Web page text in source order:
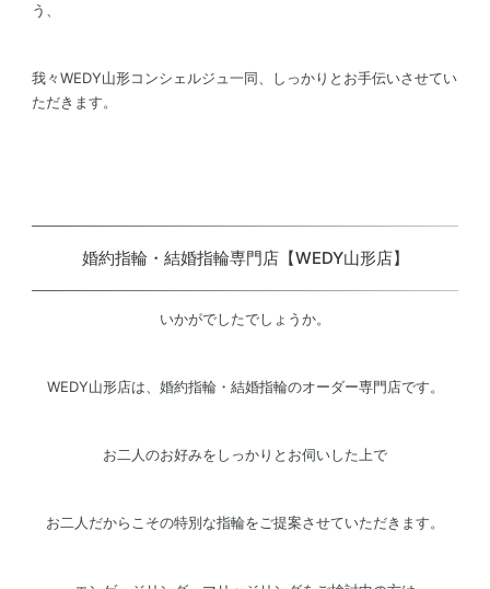
う、
我々WEDY山形コンシェルジュ一同、しっかりとお手伝いさせてい
ただきます。
婚約指輪・結婚指輪専門店【WEDY山形店】
いかがでしたでしょうか。
WEDY山形店は、婚約指輪・結婚指輪のオーダー専門店です。
お二人のお好みをしっかりとお伺いした上で
お二人だからこその特別な指輪をご提案させていただきます。